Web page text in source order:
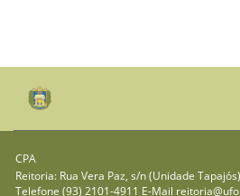
CPA
Reitoria: Rua Vera Paz, s/n (Unidade
Telefone (93) 2101-4911 E-Mail